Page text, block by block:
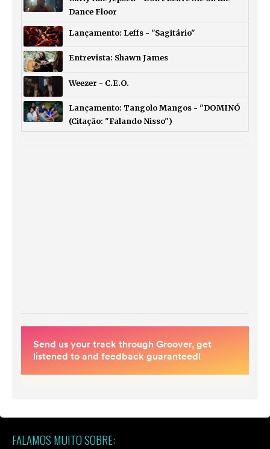
Dance Floor
Lançamento: Leffs - "Sagitário"
Entrevista: Shawn James
Weezer - C.E.O.
Lançamento: Tangolo Mangos - "DOMINÓ
(Citação: "Falando Nisso")
FALAMOS MUITO SOBRE: